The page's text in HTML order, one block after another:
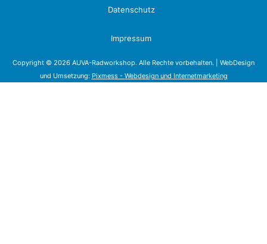
Datenschutz
Impressum
Copyright © 2026 AUVA-Radworkshop. Alle Rechte vorbehalten. | WebDesign
und Umsetzung: Pixmess - Webdesign und Internetmarketing